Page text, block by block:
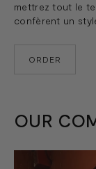
mettrez tout le
confèrent un
ORDER
OUR